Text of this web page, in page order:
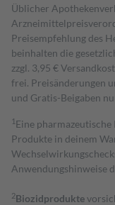
Üblicher
Preisempfehlung des
beinhalten die
zzgl. 3,95 €
frei. Preisänderungen
und Gratis-Beigaben
1 Eine
Produkte in deinem
Anwendungshinweise
2Biozidprodukte